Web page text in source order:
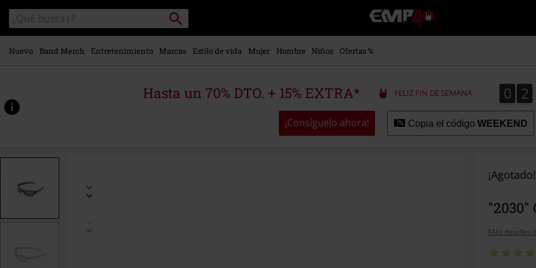
contenido
principal
Buscar
en
el
catálogo
Buscar
EMP
-
Música,
Merch
Ropa
Alternativa
Nuevo Band Merch Entretenimiento Marcas Estilo de vida Mujer Hombre Niños Ofertas %
Hasta un 70% DTO. + 15% EXTRA* FELIZ FIN DE SEMANA 0
0 2
2
¡Consíguelo ahora! Copia el código WEEKEND
www.emp-
¡Agotado!
"2030"
Más detalles